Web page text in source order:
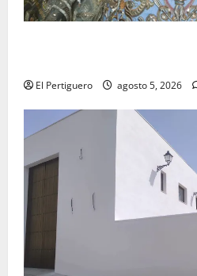
El Pertiguero agosto 5, 2026